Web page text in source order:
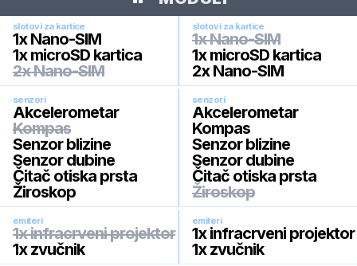
slotovi za kartice
1x Nano-SIM
1x microSD kartica
2x Nano-SIM
slotovi za kartice
1x Nano-SIM
1x microSD kartica
2x Nano-SIM
senzori
Akcelerometar
Kompas
Senzor blizine
Senzor dubine
Čitač otiska prsta
Žiroskop
senzori
Akcelerometar
Kompas
Senzor blizine
Senzor dubine
Čitač otiska prsta
Žiroskop
emiteri
1x infracrveni projektor
1x zvučnik
emiteri
1x infracrveni projektor
1x zvučnik